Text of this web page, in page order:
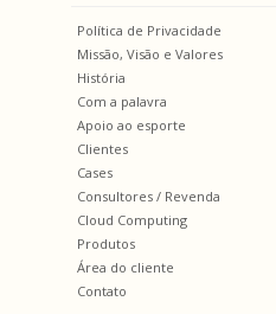
Política de Privacidade
Missão, Visão e Valores
História
Com a palavra
Apoio ao esporte
Clientes
Cases
Consultores / Revenda
Cloud Computing
Produtos
Área do cliente
Contato